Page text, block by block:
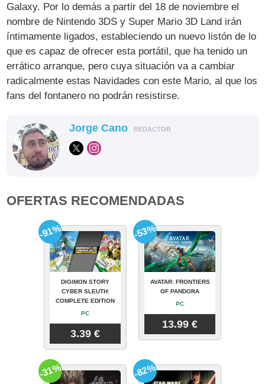
Galaxy. Por lo demás a partir del 18 de noviembre el
nombre de Nintendo 3DS y Super Mario 3D Land irán
íntimamente ligados, estableciendo un nuevo listón de lo
que es capaz de ofrecer esta portátil, que ha tenido un
errático arranque, pero cuya situación va a cambiar
radicalmente estas Navidades con este Mario, al que los
fans del fontanero no podrán resistirse.
Jorge Cano REDACTOR
OFERTAS RECOMENDADAS
DIGIMON STORY
CYBER SLEUTH:
COMPLETE EDITION
PC
3.39 €
-91%
AVATAR: FRONTIERS
OF PANDORA
PC
13.99 €
-53%
-31% -82%